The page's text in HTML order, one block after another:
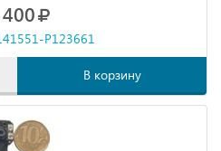
P123661
В корзину